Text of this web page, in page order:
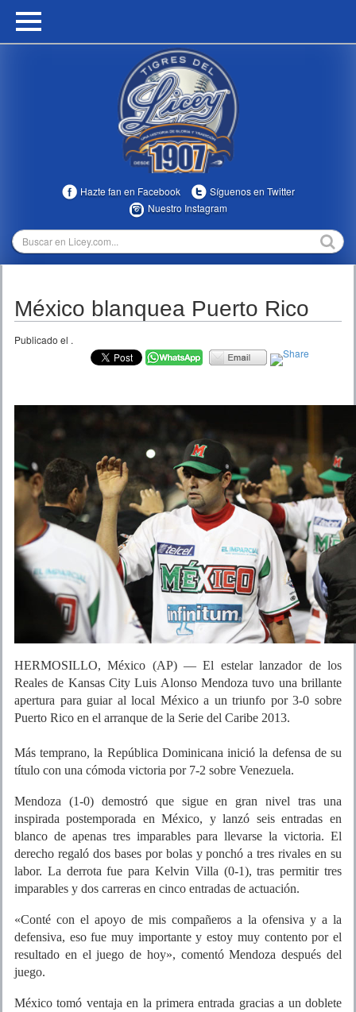
HOME
MULTIMEDIA
TEMPORADAS
Hazte fan en Facebook
Síguenos en Twitter
Nuestro Instagram
México blanquea Puerto Rico
Publicado el .
HERMOSILLO, México (AP) — El estelar lanzador de los
Reales de Kansas City Luis Alonso Mendoza tuvo una brillante
apertura para guiar al local México a un triunfo por 3-0 sobre
Puerto Rico en el arranque de la Serie del Caribe 2013.
Más temprano, la República Dominicana inició la defensa de su
título con una cómoda victoria por 7-2 sobre Venezuela.
Mendoza (1-0) demostró que sigue en gran nivel tras una
inspirada postemporada en México, y lanzó seis entradas en
blanco de apenas tres imparables para llevarse la victoria. El
derecho regaló dos bases por bolas y ponchó a tres rivales en su
labor. La derrota fue para Kelvin Villa (0-1), tras permitir tres
imparables y dos carreras en cinco entradas de actuación.
«Conté con el apoyo de mis compañeros a la ofensiva y a la
defensiva, eso fue muy importante y estoy muy contento por el
resultado en el juego de hoy», comentó Mendoza después del
juego.
México tomó ventaja en la primera entrada gracias a un doblete